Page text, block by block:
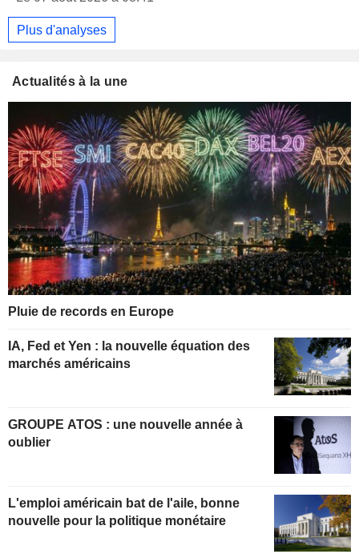
Plus d'analyses
Actualités à la une
Pluie de records en Europe
IA, Fed et Yen : la nouvelle équation des
marchés américains
GROUPE ATOS : une nouvelle année à
oublier
L'emploi américain bat de l'aile, bonne
nouvelle pour la politique monétaire